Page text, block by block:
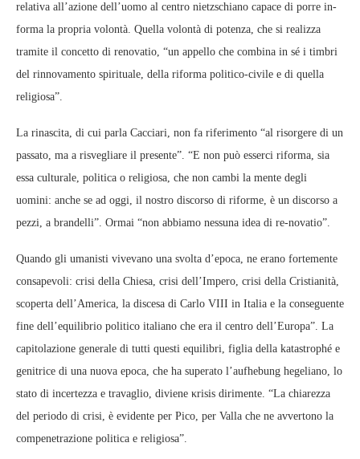
relativa all’azione dell’uomo al centro nietzschiano capace di porre in-
forma la propria volontà. Quella volontà di potenza, che si realizza
tramite il concetto di renovatio, “un appello che combina in sé i timbri
del rinnovamento spirituale, della riforma politico-civile e di quella
religiosa”.
La rinascita, di cui parla Cacciari, non fa riferimento “al risorgere di un
passato, ma a risvegliare il presente”. “E non può esserci riforma, sia
essa culturale, politica o religiosa, che non cambi la mente degli
uomini: anche se ad oggi, il nostro discorso di riforme, è un discorso a
pezzi, a brandelli”. Ormai “non abbiamo nessuna idea di re-novatio”.
Quando gli umanisti vivevano una svolta d’epoca, ne erano fortemente
consapevoli: crisi della Chiesa, crisi dell’Impero, crisi della Cristianità,
scoperta dell’America, la discesa di Carlo VIII in Italia e la conseguente
fine dell’equilibrio politico italiano che era il centro dell’Europa”. La
capitolazione generale di tutti questi equilibri, figlia della katastrophé e
genitrice di una nuova epoca, che ha superato l’aufhebung hegeliano, lo
stato di incertezza e travaglio, diviene κrisis dirimente. “La chiarezza
del periodo di crisi, è evidente per Pico, per Valla che ne avvertono la
compenetrazione politica e religiosa”.